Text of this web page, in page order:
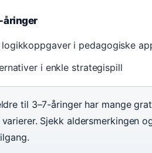
åringer
i pedagogiske
i enkle strategispill
til 3–7-åringer har mange
Sjekk aldersmerkingen